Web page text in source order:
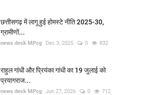
छत्तीसगढ़ में लागू हुई होमस्टे नीति 2025-30,
ग्रामीणों...
news desk MPcg Dec 3, 2025 0 832
राहुल गांधी और प्रियंका गांधी का 19 जुलाई को
प्रयागराज...
news desk MPcg Jun 27, 2026 0 712